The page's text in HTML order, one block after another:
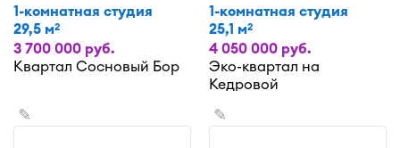
1-комнатная студия
29,5 м2
3 700 000 руб.
Квартал Сосновый Бор
1-комнатная студия
25,1 м2
4 050 000 руб.
Эко-квартал на
Кедровой
✎ ✎